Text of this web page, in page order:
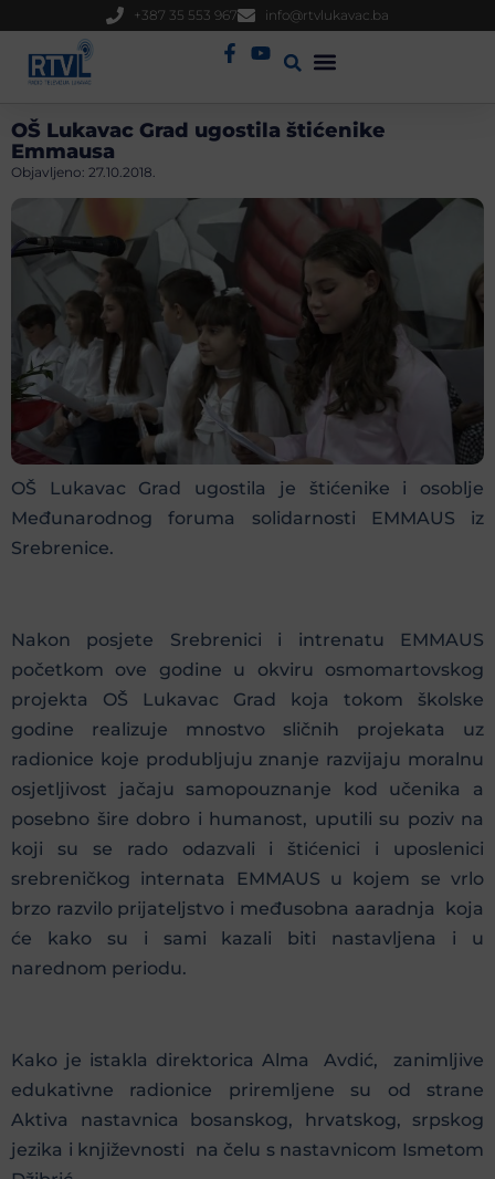
+387 35 553 967 info@rtvlukavac.ba
OŠ Lukavac Grad ugostila štićenike
Emmausa
Objavljeno: 27.10.2018.
OŠ Lukavac Grad ugostila je štićenike i osoblje
Međunarodnog foruma solidarnosti EMMAUS iz
Srebrenice.
Nakon posjete Srebrenici i intrenatu EMMAUS
početkom ove godine u okviru osmomartovskog
projekta OŠ Lukavac Grad koja tokom školske
godine realizuje mnostvo sličnih projekata uz
radionice koje produbljuju znanje razvijaju moralnu
osjetljivost jačaju samopouznanje kod učenika a
posebno šire dobro i humanost, uputili su poziv na
koji su se rado odazvali i štićenici i uposlenici
srebreničkog internata EMMAUS u kojem se vrlo
brzo razvilo prijateljstvo i međusobna aaradnja koja
će kako su i sami kazali biti nastavljena i u
narednom periodu.
Kako je istakla direktorica Alma Avdić, zanimljive
edukativne radionice priremljene su od strane
Aktiva nastavnica bosanskog, hrvatskog, srpskog
jezika i književnosti na čelu s nastavnicom Ismetom